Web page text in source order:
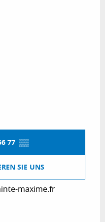
77 ▒▒
SIE UNS
maxime.fr